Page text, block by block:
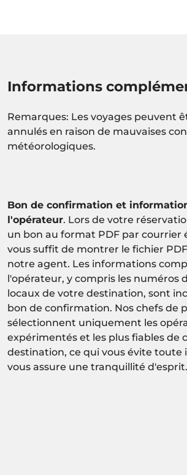
Informations
Remarques: Les voyages peuvent
annulés en raison de mauvaises
météorologiques.
Bon de confirmation et
l'opérateur. Lors de votre
un bon au format PDF par courrier
vous suffit de montrer le fichier
notre agent. Les informations
l'opérateur, y compris les numéros
locaux de votre destination, sont
bon de confirmation. Nos chefs de
sélectionnent uniquement les
expérimentés et les plus fiables de
destination, ce qui vous évite
vous assure une tranquillité d'esprit.